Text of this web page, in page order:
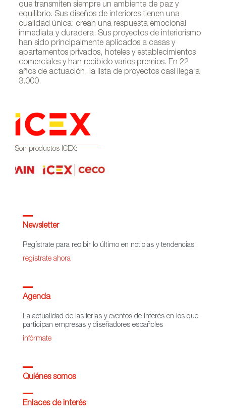
que transmiten siempre un ambiente de paz y
equilibrio. Sus diseños de interiores tienen una
cualidad única: crean una respuesta emocional
inmediata y duradera. Sus proyectos de interiorismo
han sido principalmente aplicados a casas y
apartamentos privados, hoteles y establecimientos
comerciales y han recibido varios premios. En 22
años de actuación, la lista de proyectos casi llega a
3.000.
Son productos ICEX:
Newsletter
Regístrate para recibir lo último en noticias y tendencias
regístrate ahora
Agenda
La actualidad de las ferias y eventos de interés en los que
participan empresas y diseñadores españoles
infórmate
Quiénes somos
Enlaces de interés